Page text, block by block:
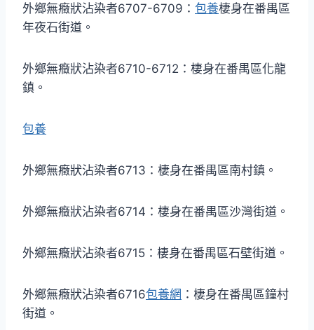
外鄉無癥狀沾染者6707-6709： 包養棲身在番禺區
年夜石街道。
外鄉無癥狀沾染者6710-6712：棲身在番禺區化龍
鎮。
包養
外鄉無癥狀沾染者6713：棲身在番禺區南村鎮。
外鄉無癥狀沾染者6714：棲身在番禺區沙灣街道。
外鄉無癥狀沾染者6715：棲身在番禺區石壁街道。
外鄉無癥狀沾染者6716包養網 ：棲身在番禺區鐘村
街道。